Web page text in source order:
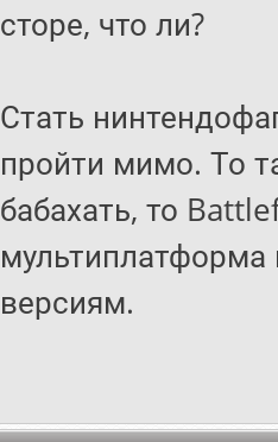
сторе, что ли?
Стать
пройти мимо. То
бабахать, то
мультиплатформа
версиям.